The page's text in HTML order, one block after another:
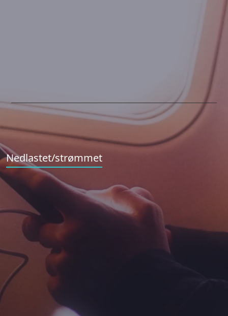
Nedlastet/strømmet